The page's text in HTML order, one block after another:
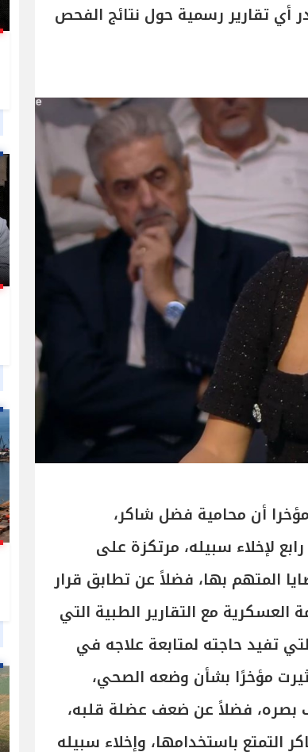
تقارير رسمية حول نتائج الفحص
مؤخرا أن محامية فضل شاكر،
لإخلاء سبيله، مرتكزة على
المتهم بها، فضلاً عن تطابق قرار
العسكرية مع التقارير الطبية التي
تفيد حاجته لمتابعة علاجه في
مؤخرًا بشأن وضعه الصحي،
بصره، فضلاً عن ضعف عضلة قلبه،
باستخدامها، وإخلاء سبيله